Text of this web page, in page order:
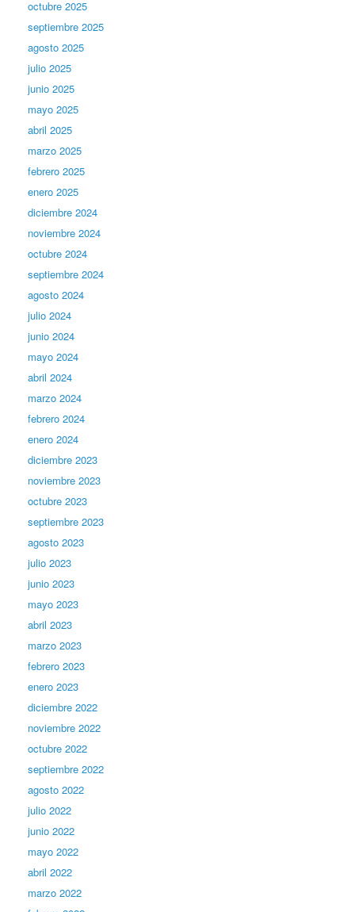
octubre 2025
septiembre 2025
agosto 2025
julio 2025
junio 2025
mayo 2025
abril 2025
marzo 2025
febrero 2025
enero 2025
diciembre 2024
noviembre 2024
octubre 2024
septiembre 2024
agosto 2024
julio 2024
junio 2024
mayo 2024
abril 2024
marzo 2024
febrero 2024
enero 2024
diciembre 2023
noviembre 2023
octubre 2023
septiembre 2023
agosto 2023
julio 2023
junio 2023
mayo 2023
abril 2023
marzo 2023
febrero 2023
enero 2023
diciembre 2022
noviembre 2022
octubre 2022
septiembre 2022
agosto 2022
julio 2022
junio 2022
mayo 2022
abril 2022
marzo 2022